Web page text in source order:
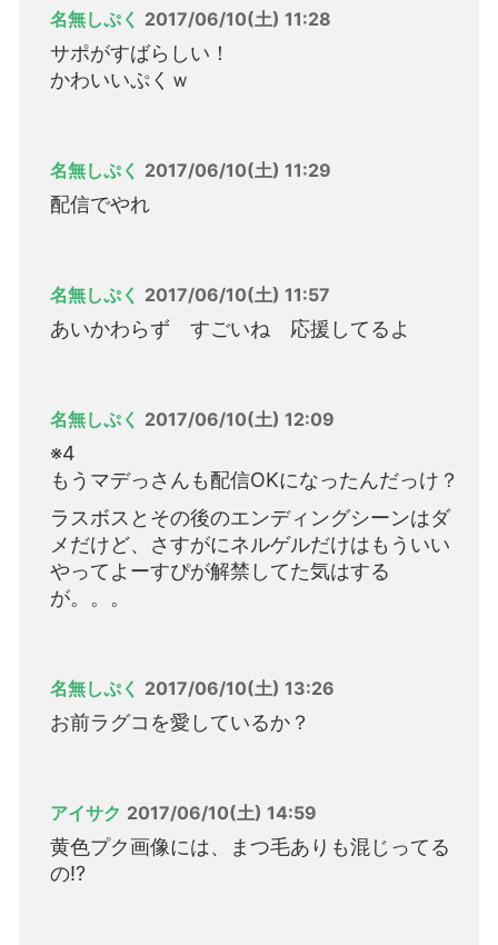
名無しぷく 2017/06/10(土) 11:28
サポがすばらしい！
かわいいぷくｗ
名無しぷく 2017/06/10(土) 11:29
配信でやれ
名無しぷく 2017/06/10(土) 11:57
あいかわらず すごいね 応援してるよ
名無しぷく 2017/06/10(土) 12:09
※4
もうマデっさんも配信OKになったんだっけ？
ラスボスとその後のエンディングシーンはダ
メだけど、さすがにネルゲルだけはもういい
やってよーすぴが解禁してた気はする
が。。。
名無しぷく 2017/06/10(土) 13:26
お前ラグコを愛しているか？
アイサク 2017/06/10(土) 14:59
黄色プク画像には、まつ毛ありも混じってる
の!?